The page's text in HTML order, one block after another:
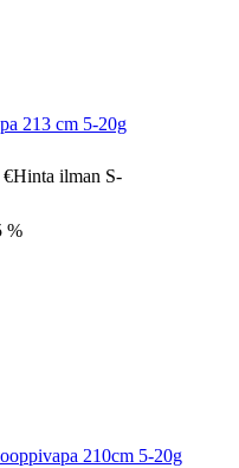
213 cm 5-20g
€Hinta ilman S-
%
210cm 5-20g